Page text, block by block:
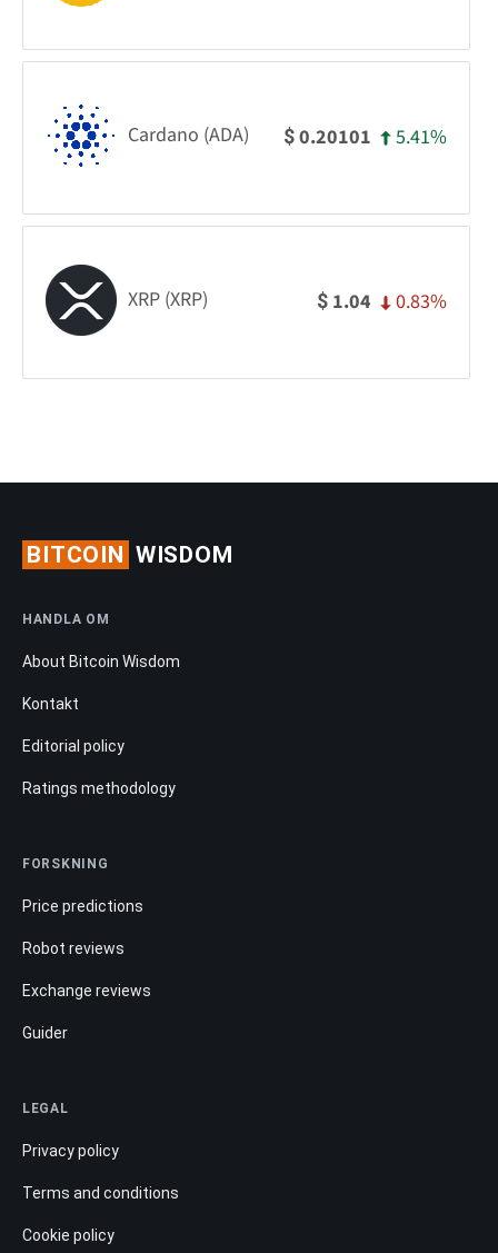
Cardano (ADA) $0.20101 5.41%
XRP (XRP) $ 1.04 0.83%
BITCOIN WISDOM
HANDLA OM
About Bitcoin Wisdom
Kontakt
Editorial policy
Ratings methodology
FORSKNING
Price predictions
Robot reviews
Exchange reviews
Guider
LEGAL
Privacy policy
Terms and conditions
Cookie policy